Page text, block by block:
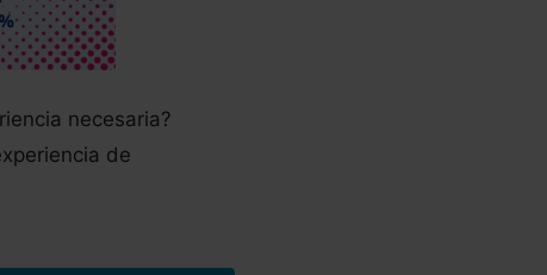
necesaria?
de